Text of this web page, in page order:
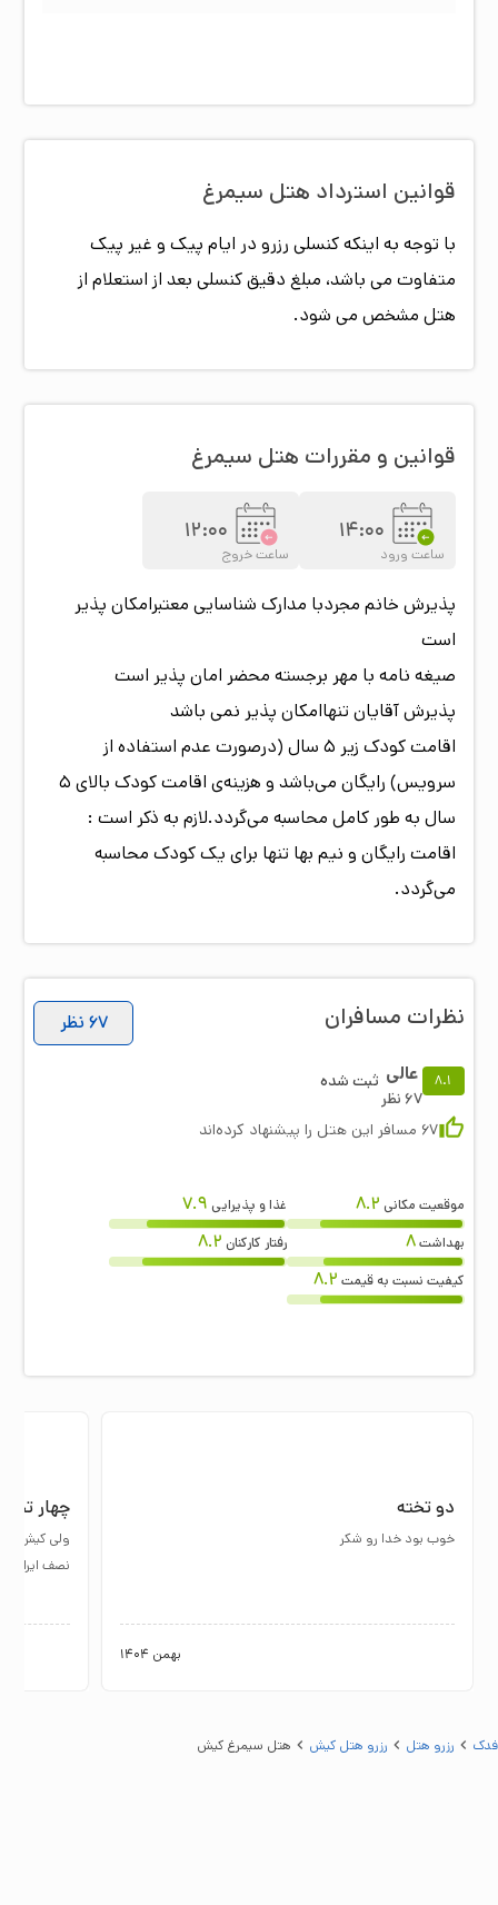
قوانین استرداد هتل سیمرغ
با توجه به اینکه کنسلی رزرو در ایام پیک و غیر پیک
متفاوت می باشد، مبلغ دقیق کنسلی بعد از استعلام از
هتل مشخص می شود.
قوانین و مقررات هتل سیمرغ
ساعت ورود
14:00
ساعت خروج
12:00
پذیرش خانم مجردبا مدارک شناسایی معتبرامکان پذیر
است
صیغه نامه با مهر برجسته محضر امان پذیر است
پذیرش آقایان تنهاامکان پذیر نمی باشد
اقامت کودک زیر 5 سال (درصورت عدم استفاده از
سرویس) رایگان می‌باشد و هزینه‌ی اقامت کودک بالای 5
سال به طور کامل محاسبه می‌گردد.لازم به ذکر است :
اقامت رایگان و نیم بها تنها برای یک کودک محاسبه
می‌گردد.
نظرات مسافران 67 نظر
8.1 عالی
67 نظر
ثبت شده
67 مسافر این هتل را پیشنهاد کرده‌اند
موقعیت مکانی 8.2 غذا و پذیرایی 7.9
بهداشت 8 رفتار کارکنان 8.2
کیفیت نسبت به قیمت 8.2
دو تخته
خوب بود خدا رو شکر
بهمن 1404
چهار
ولی کیش
نصف ایران رو
فدک رزرو هتل رزرو هتل کيش هتل سیمرغ کيش